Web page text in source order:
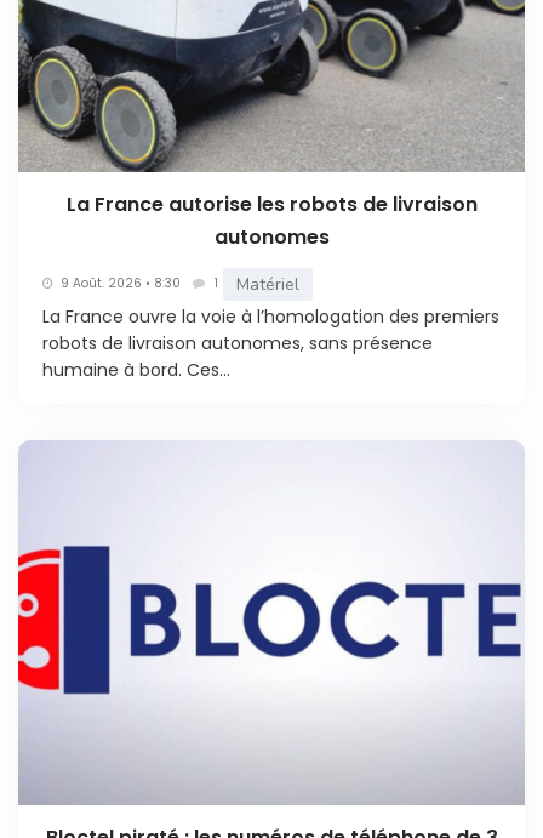
La France autorise les robots de livraison
autonomes
9 Août. 2026 • 8:30 1 Matériel
La France ouvre la voie à l’homologation des premiers
robots de livraison autonomes, sans présence
humaine à bord. Ces...